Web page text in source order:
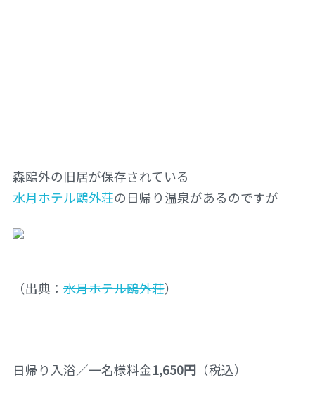
森鴎外の旧居が保存されている
水月ホテル鷗外荘の日帰り温泉があるのですが
（出典：水月ホテル鴎外荘）
日帰り入浴／一名様料金1,650円（税込）